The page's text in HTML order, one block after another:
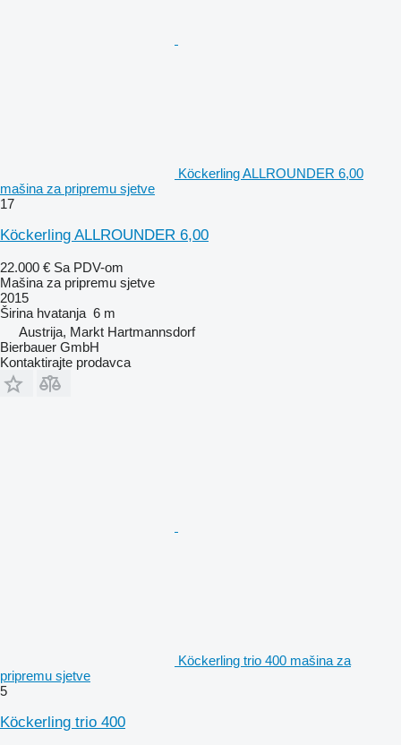
Köckerling ALLROUNDER 6,00
mašina za pripremu sjetve
17
Köckerling ALLROUNDER 6,00
22.000 € Sa PDV-om
Mašina za pripremu sjetve
2015
Širina hvatanja 6 m
Austrija, Markt Hartmannsdorf
Bierbauer GmbH
Kontaktirajte prodavca
Köckerling trio 400 mašina za
pripremu sjetve
5
Köckerling trio 400